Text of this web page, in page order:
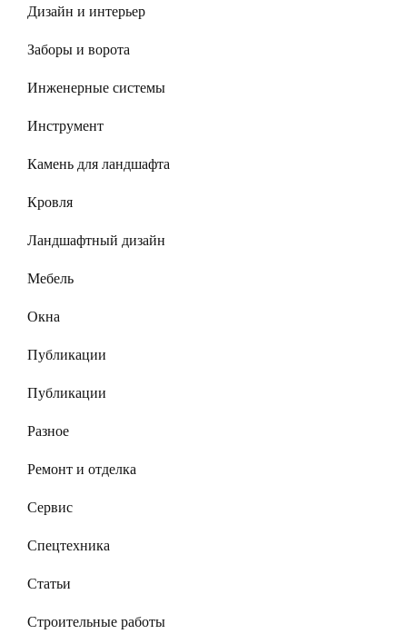
Дизайн и интерьер
Заборы и ворота
Инженерные системы
Инструмент
Камень для ландшафта
Кровля
Ландшафтный дизайн
Мебель
Окна
Публикации
Публикации
Разное
Ремонт и отделка
Сервис
Спецтехника
Статьи
Строительные работы